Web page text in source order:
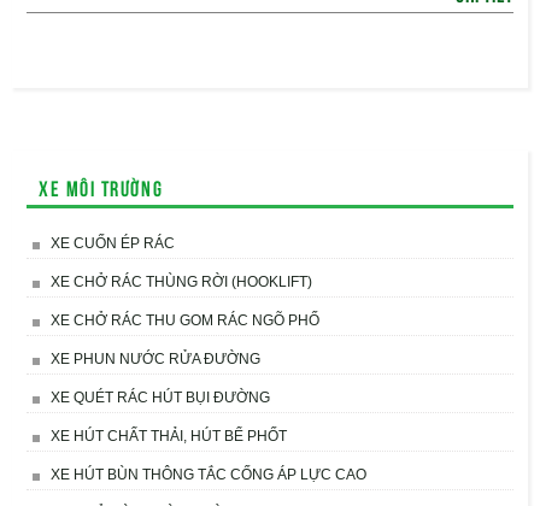
Xe môi trường
XE CUỐN ÉP RÁC
XE CHỞ RÁC THÙNG RỜI (HOOKLIFT)
XE CHỞ RÁC THU GOM RÁC NGÕ PHỐ
XE PHUN NƯỚC RỬA ĐƯỜNG
XE QUÉT RÁC HÚT BỤI ĐƯỜNG
XE HÚT CHẤT THẢI, HÚT BỂ PHỐT
XE HÚT BÙN THÔNG TẮC CỐNG ÁP LỰC CAO